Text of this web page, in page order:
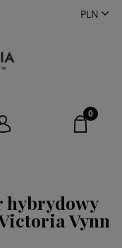
hybrydowy
Vynn